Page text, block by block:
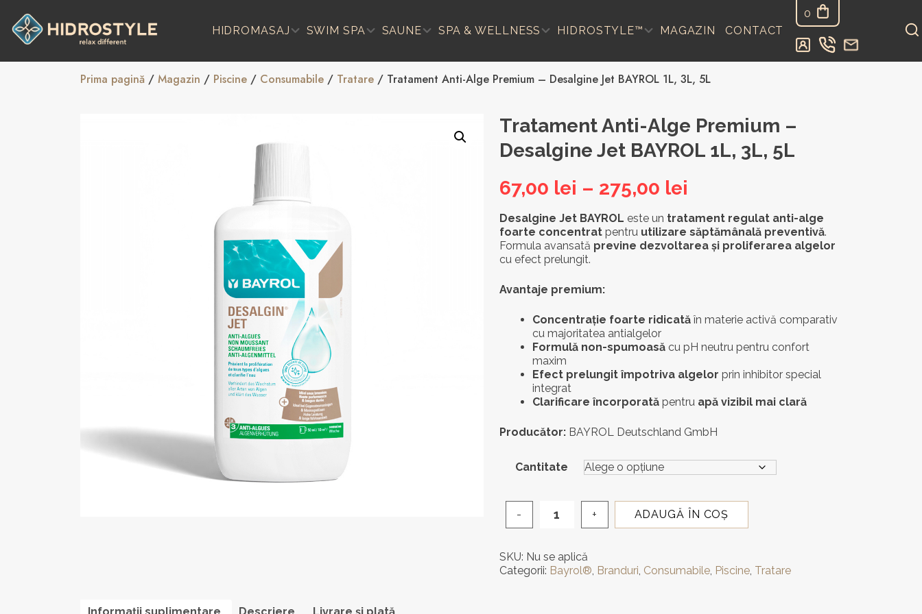
content
HIDROMASAJ SWIM SPA SAUNE SPA & WELLNESS HIDROSTYLE™ MAGAZIN CONTACT
0
Prima pagină / Magazin / Piscine / Consumabile / Tratare / Tratament Anti-Alge Premium – Desalgine Jet BAYROL 1L, 3L, 5L
Tratament Anti-Alge Premium –
Desalgine Jet BAYROL 1L, 3L, 5L
67,00 lei – 275,00 lei
de
prețuri:
la
Desalgine Jet BAYROL este un tratament regulat anti-alge
foarte concentratpentru utilizare săptămânală preventivă.
Formula avansată previne dezvoltarea și proliferarea algelor
cu efect prelungit.
Avantaje premium:
Concentrație foarte ridicatăîn materie activă comparativ
cu majoritatea antialgelor
Formulă non-spumoasăcu pH neutru pentru confort
maxim
Efect prelungit împotriva algelor prin inhibitor special
integrat
Clarificare încorporatăpentru apă vizibil mai clară
Producător:BAYROL Deutschland GmbH
Cantitate
Alge
Premium
ADAUGĂ ÎN COȘ
SKU: Nu se aplică
Categorii: Bayrol® Branduri Consumabile, Piscine, Tratare